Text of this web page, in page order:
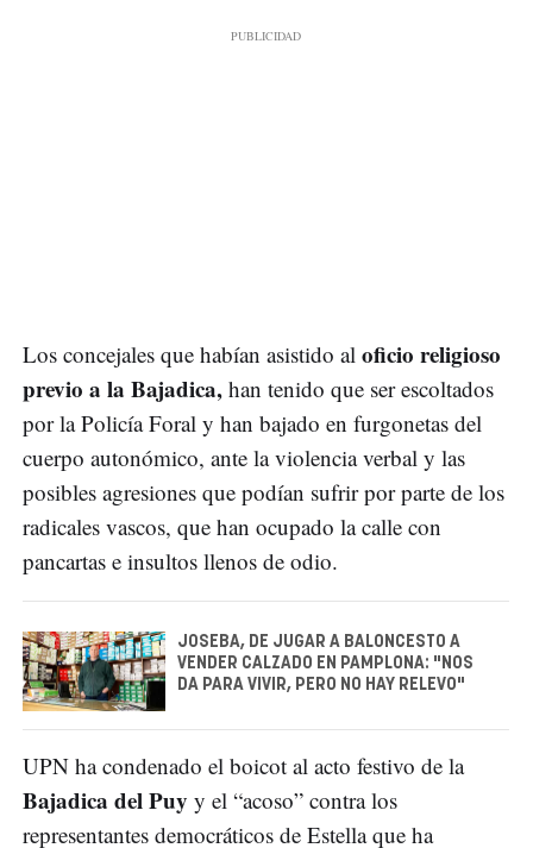
Los concejales que habían asistido al oficio religioso
previo a la Bajadica, han tenido que ser escoltados
por la Policía Foral y han bajado en furgonetas del
cuerpo autonómico, ante la violencia verbal y las
posibles agresiones que podían sufrir por parte de los
radicales vascos, que han ocupado la calle con
pancartas e insultos llenos de odio.
JOSEBA, DE JUGAR A BALONCESTO A
VENDER CALZADO EN PAMPLONA: "NOS
DA PARA VIVIR, PERO NO HAY RELEVO"
UPN ha condenado el boicot al acto festivo de la
Bajadica del Puy y el “acoso” contra los
representantes democráticos de Estella que ha